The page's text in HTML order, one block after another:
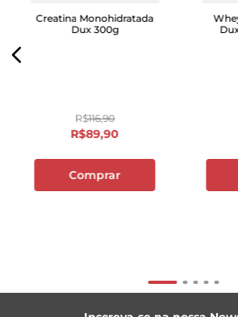
Creatina Monohidratada
Dux 300g
R$116,90
R$89,90
Comprar